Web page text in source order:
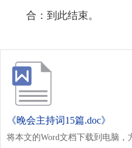
合：到此结束。
《晚会主持词15篇.doc》
将本文的Word文档下载到电脑，